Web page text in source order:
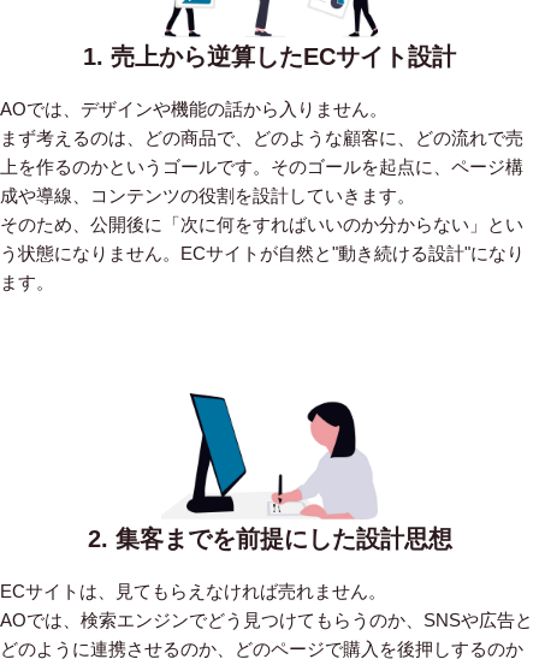
1. 売上から逆算したECサイト設計
AOでは、デザインや機能の話から入りません。
まず考えるのは、どの商品で、どのような顧客に、どの流れで売
上を作るのかというゴールです。そのゴールを起点に、ページ構
成や導線、コンテンツの役割を設計していきます。
そのため、公開後に「次に何をすればいいのか分からない」とい
う状態になりません。ECサイトが自然と"動き続ける設計"になり
ます。
2. 集客までを前提にした設計思想
ECサイトは、見てもらえなければ売れません。
AOでは、検索エンジンでどう見つけてもらうのか、SNSや広告と
どのように連携させるのか、どのページで購入を後押しするのか